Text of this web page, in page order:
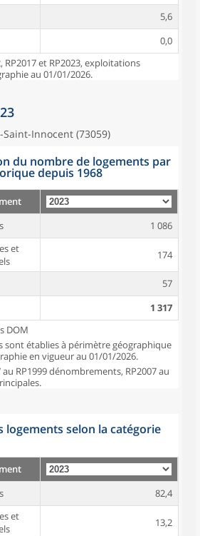
5,6
0,0
RP2017 et RP2023, exploitations
au 01/01/2026.
Innocent (73059)
du nombre de logements par
depuis 1968
1 086
et
174
57
1 317
DOM
sont établies à périmètre géographique
en vigueur au 01/01/2026.
au RP1999 dénombrements, RP2007 au
logements selon la catégorie
82,4
et
13,2